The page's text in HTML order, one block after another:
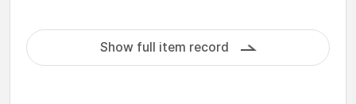
Show full item record